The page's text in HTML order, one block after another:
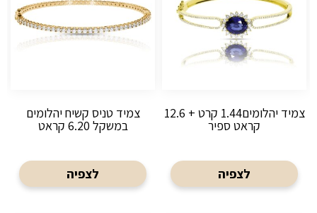
צמיד יהלומים1.44 קרט + 12.6
קראט ספיר
לצפיה
צמיד טניס קשיח יהלומים
במשקל 6.20 קראט
לצפיה